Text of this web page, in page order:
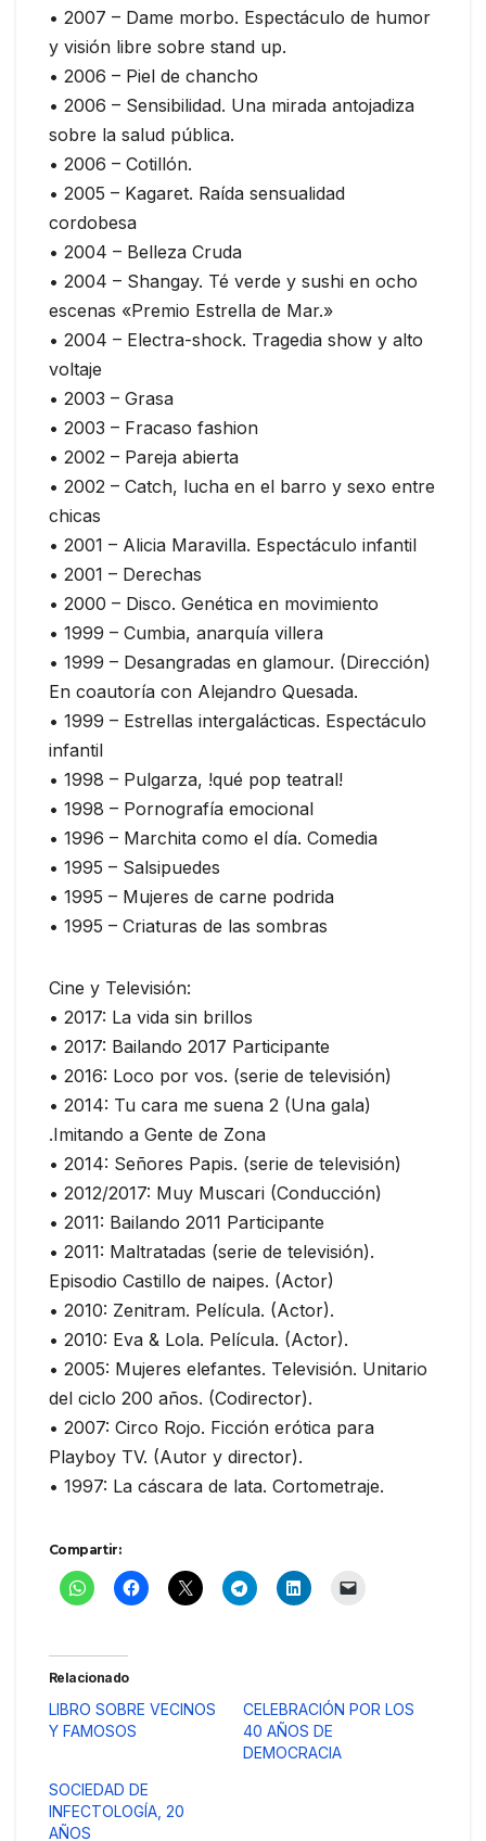
• 2007 – Dame morbo. Espectáculo de humor
y visión libre sobre stand up.
• 2006 – Piel de chancho
• 2006 – Sensibilidad. Una mirada antojadiza
sobre la salud pública.
• 2006 – Cotillón.
• 2005 – Kagaret. Raída sensualidad
cordobesa
• 2004 – Belleza Cruda
• 2004 – Shangay. Té verde y sushi en ocho
escenas «Premio Estrella de Mar.»
• 2004 – Electra-shock. Tragedia show y alto
voltaje
• 2003 – Grasa
• 2003 – Fracaso fashion
• 2002 – Pareja abierta
• 2002 – Catch, lucha en el barro y sexo entre
chicas
• 2001 – Alicia Maravilla. Espectáculo infantil
• 2001 – Derechas
• 2000 – Disco. Genética en movimiento
• 1999 – Cumbia, anarquía villera
• 1999 – Desangradas en glamour. (Dirección)
En coautoría con Alejandro Quesada.
• 1999 – Estrellas intergalácticas. Espectáculo
infantil
• 1998 – Pulgarza, !qué pop teatral!
• 1998 – Pornografía emocional
• 1996 – Marchita como el día. Comedia
• 1995 – Salsipuedes
• 1995 – Mujeres de carne podrida
• 1995 – Criaturas de las sombras
Cine y Televisión:
• 2017: La vida sin brillos
• 2017: Bailando 2017 Participante
• 2016: Loco por vos. (serie de televisión)
• 2014: Tu cara me suena 2 (Una gala)
.Imitando a Gente de Zona
• 2014: Señores Papis. (serie de televisión)
• 2012/2017: Muy Muscari (Conducción)
• 2011: Bailando 2011 Participante
• 2011: Maltratadas (serie de televisión).
Episodio Castillo de naipes. (Actor)
• 2010: Zenitram. Película. (Actor).
• 2010: Eva & Lola. Película. (Actor).
• 2005: Mujeres elefantes. Televisión. Unitario
del ciclo 200 años. (Codirector).
• 2007: Circo Rojo. Ficción erótica para
Playboy TV. (Autor y director).
• 1997: La cáscara de lata. Cortometraje.
Compartir:
Relacionado
LIBRO SOBRE VECINOS
Y FAMOSOS
CELEBRACIÓN POR LOS
40 AÑOS DE
DEMOCRACIA
SOCIEDAD DE
INFECTOLOGÍA, 20
AÑOS